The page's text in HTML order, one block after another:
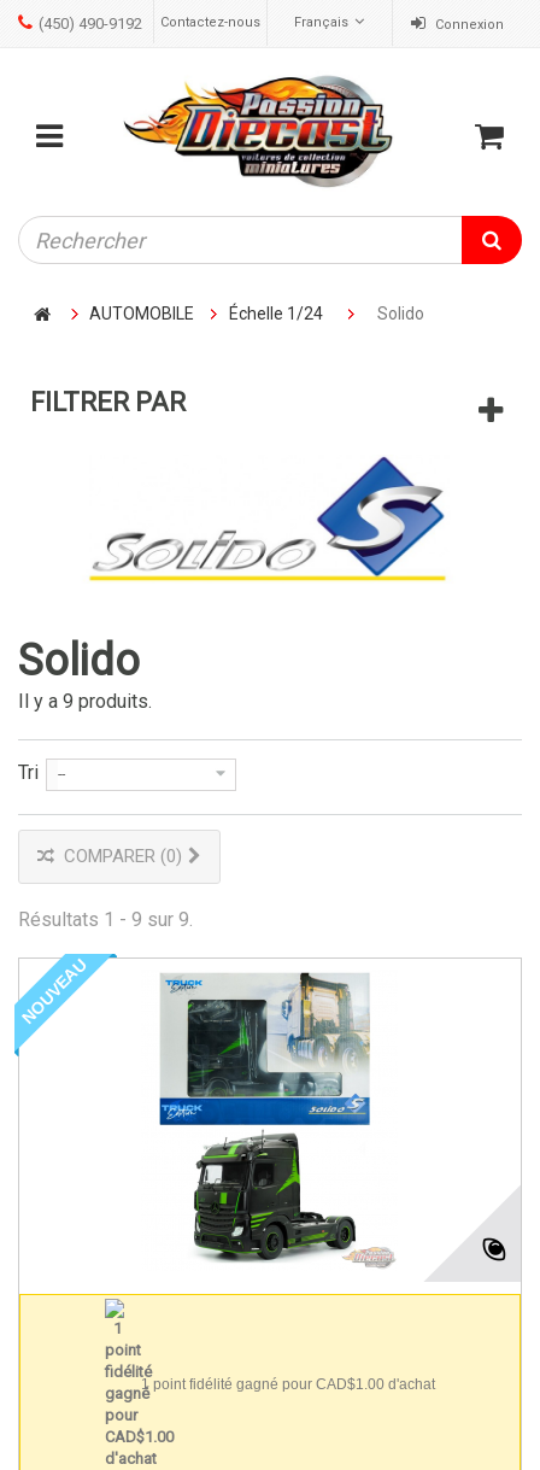
Connexion
Français
Contactez-nous
(450) 490-9192
Mobile
menu
Cart
AUTOMOBILE Échelle 1/24 Solido
FILTRER PAR
Solido
Il y a 9 produits.
Tri --
COMPARER (0)
Résultats 1 - 9 sur 9.
NOUVEAU
1 point fidélité gagné pour CAD$1.00 d'achat